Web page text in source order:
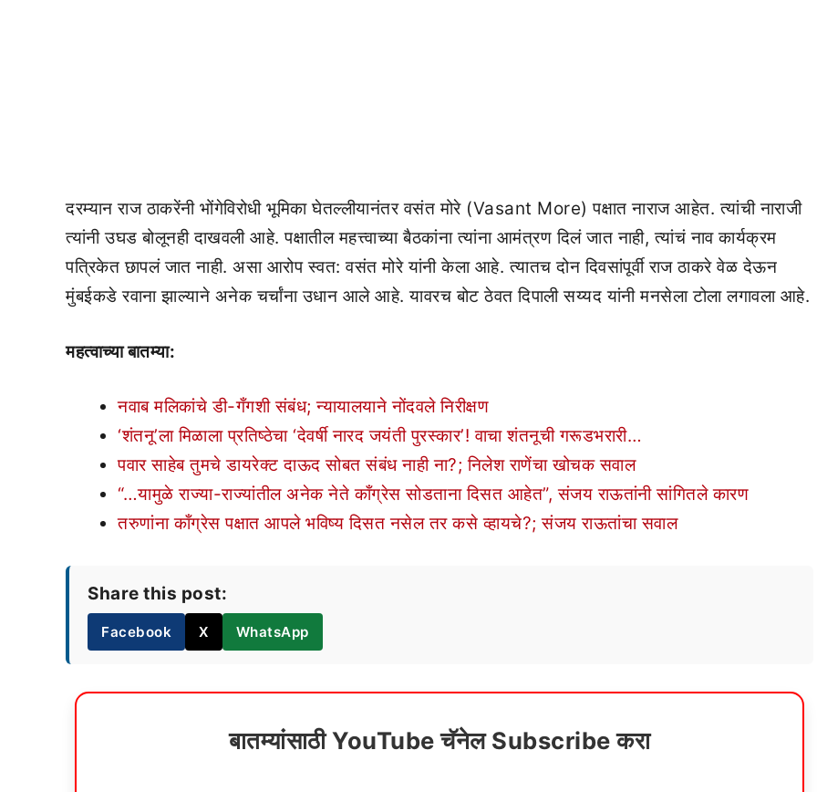
दरम्यान राज ठाकरेंनी भोंगेविरोधी भूमिका घेतल्लीयानंतर वसंत मोरे (Vasant More) पक्षात नाराज आहेत. त्यांची नाराजी
त्यांनी उघड बोलूनही दाखवली आहे. पक्षातील महत्त्वाच्या बैठकांना त्यांना आमंत्रण दिलं जात नाही, त्यांचं नाव कार्यक्रम
पत्रिकेत छापलं जात नाही. असा आरोप स्वत: वसंत मोरे यांनी केला आहे. त्यातच दोन दिवसांपूर्वी राज ठाकरे वेळ देऊन
मुंबईकडे रवाना झाल्याने अनेक चर्चांना उधान आले आहे. यावरच बोट ठेवत दिपाली सय्यद यांनी मनसेला टोला लगावला आहे.
महत्वाच्या बातम्या:
नवाब मलिकांचे डी-गँगशी संबंध; न्यायालयाने नोंदवले निरीक्षण
‘शंतनू’ला मिळाला प्रतिष्ठेचा ‘देवर्षी नारद जयंती पुरस्कार’! वाचा शंतनूची गरूडभरारी…
पवार साहेब तुमचे डायरेक्ट दाऊद सोबत संबंध नाही ना?; निलेश राणेंचा खोचक सवाल
“…यामुळे राज्या-राज्यांतील अनेक नेते काँग्रेस सोडताना दिसत आहेत”, संजय राऊतांनी सांगितले कारण
तरुणांना काँग्रेस पक्षात आपले भविष्य दिसत नसेल तर कसे व्हायचे?; संजय राऊतांचा सवाल
Share this post:
Facebook X WhatsApp
बातम्यांसाठी YouTube चॅनेल Subscribe करा